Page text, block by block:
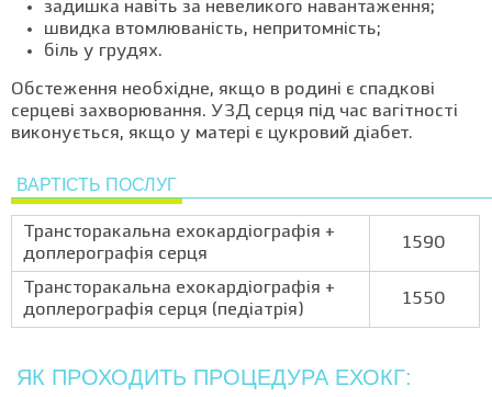
задишка навіть за невеликого навантаження;
швидка втомлюваність, непритомність;
біль у грудях.
Обстеження необхідне, якщо в родині є спадкові
серцеві захворювання. УЗД серця під час вагітності
виконується, якщо у матері є цукровий діабет.
ВАРТІСТЬ ПОСЛУГ
Трансторакальна ехокардіографія +
доплерографія серця
1590
Трансторакальна ехокардіографія +
доплерографія серця (педіатрія)
1550
ЯК ПРОХОДИТЬ ПРОЦЕДУРА ЕХОКГ: